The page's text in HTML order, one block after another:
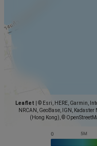
Leaflet
© Esri, HERE, Garmin,
NRCAN, GeoBase, IGN,
(Hong Kong), ©